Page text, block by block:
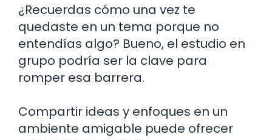
¿Recuerdas cómo una vez te
quedaste en un tema porque no
entendías algo? Bueno, el estudio en
grupo podría ser la clave para
romper esa barrera.
Compartir ideas y enfoques en un
ambiente amigable puede ofrecer